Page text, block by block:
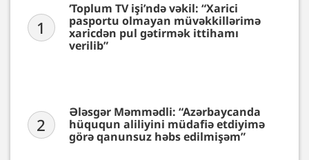
1
‘Toplum TV işi’ndə vəkil: “Xarici
pasportu olmayan müvəkkillərimə
xaricdən pul gətirmək ittihamı
verilib”
2
Ələsgər Məmmədli: “Azərbaycanda
hüququn aliliyini müdafiə etdiyimə
görə qanunsuz həbs edilmişəm”